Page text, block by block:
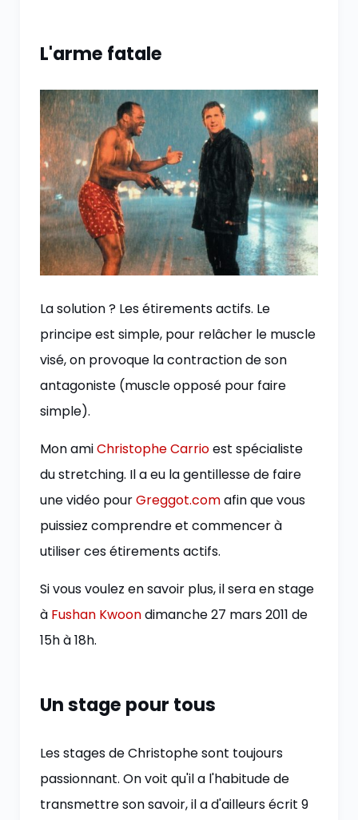
L'arme fatale
La solution ? Les étirements actifs. Le
principe est simple, pour relâcher le muscle
visé, on provoque la contraction de son
antagoniste (muscle opposé pour faire
simple).
Mon amiChristophe Carrioest spécialiste
du stretching. Il a eu la gentillesse de faire
une vidéo pourGreggot.comafin que vous
puissiez comprendre et commencer à
utiliser ces étirements actifs.
Si vous voulez en savoir plus, il sera en stage
à Fushan Kwoondimanche 27 mars 2011 de
15h à 18h.
Un stage pour tous
Les stages de Christophe sont toujours
passionnant. On voit qu'il a l'habitude de
transmettre son savoir, il a d'ailleurs écrit 9